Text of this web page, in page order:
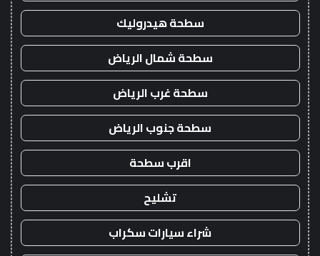
سطحة هيدروليك
سطحة شمال الرياض
سطحة غرب الرياض
سطحة جنوب الرياض
اقرب سطحة
تشليح
شراء سيارات سكراب